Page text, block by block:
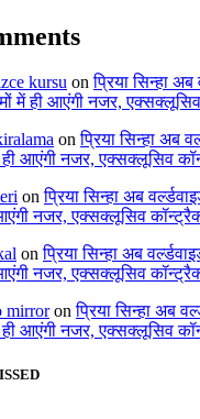
kursu onप्रिया सिन्हा
में ही आएंगी नजर,
onप्रिया सिन्हा अब
आएंगी नजर, एक्सक्लूसिव
onप्रिया सिन्हा अब
नजर, एक्सक्लूसिव
onप्रिया सिन्हा अब
नजर, एक्सक्लूसिव
mirroronप्रिया सिन्हा अब
आएंगी नजर, एक्सक्लूसिव